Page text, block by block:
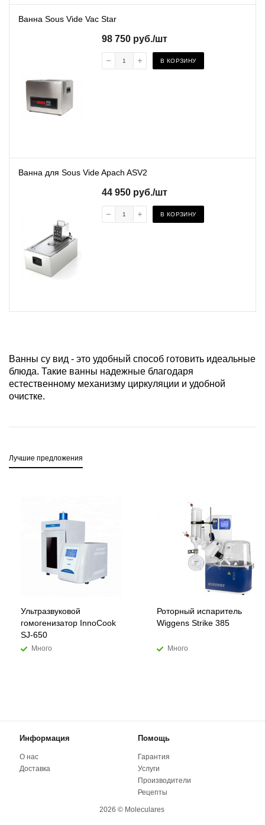
Ванна Sous Vide Vac Star
98 750 руб./шт
В КОРЗИНУ
Ванна для Sous Vide Apach ASV2
44 950 руб./шт
В КОРЗИНУ
Ванны су вид - это удобный способ готовить идеальные
блюда. Такие ванны надежные благодаря
естественному механизму циркуляции и удобной
очистке.
Лучшие предложения
Ультразвуковой
гомогенизатор InnoCook
SJ-650
Много
Роторный испаритель
Wiggens Strike 385
Много
Информация Помощь
О нас
Доставка
Гарантия
Услуги
Производители
Рецепты
2026 © Moleculares